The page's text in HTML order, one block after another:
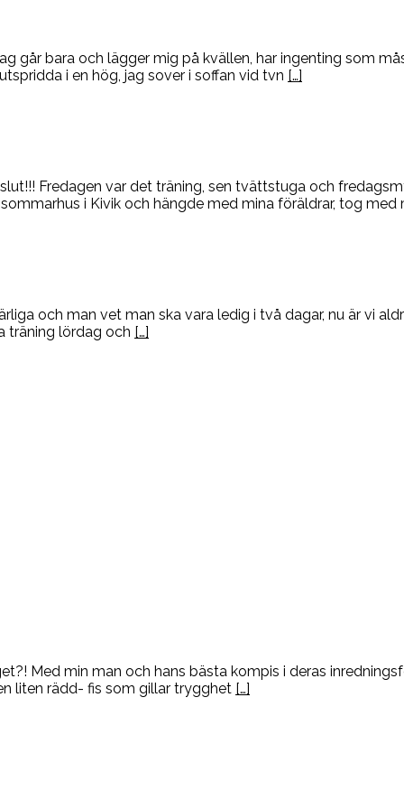
går bara och lägger mig på kvällen, har ingenting som
i en hög, jag sover i soffan vid tvn […]
Fredagen var det träning, sen tvättstuga och
i Kivik och hängde med mina föräldrar, tog
och man vet man ska vara ledig i två dagar, nu är vi
träning lördag och […]
Med min man och hans bästa kompis i deras
liten rädd- fis som gillar trygghet […]